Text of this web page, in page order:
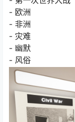
- 欧洲
- 非洲
- 灾难
- 幽默
- 风俗